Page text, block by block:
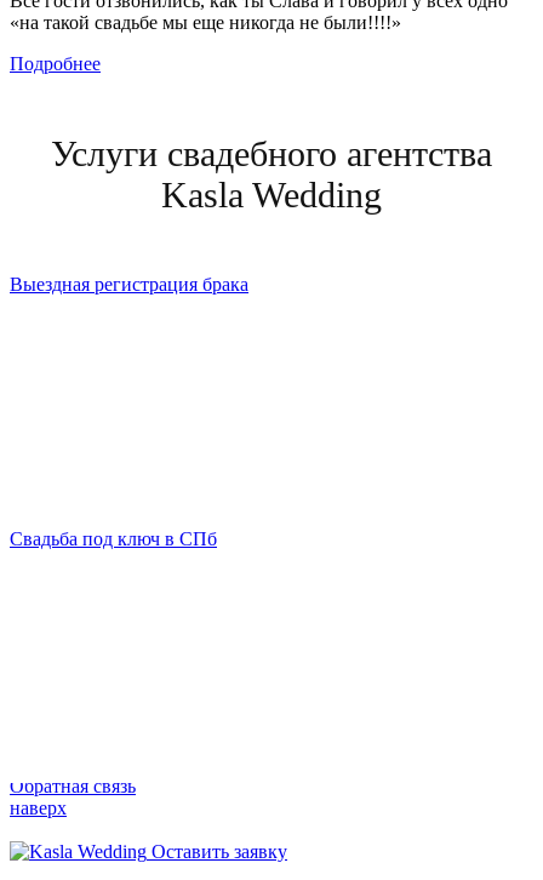
«на такой свадьбе мы еще никогда не были!!!!»
Подробнее
Услуги свадебного агентства
Kasla Wedding
Выездная регистрация брака
Свадьба под ключ в СПб
Обратная связь
наверх
Оставить заявку